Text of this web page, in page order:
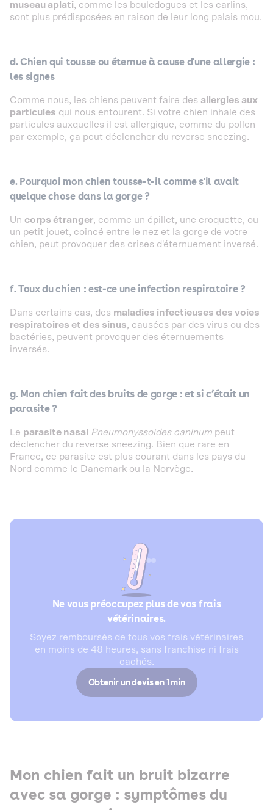
museau aplati, comme les bouledogues et les carlins,
sont plus prédisposées en raison de leur long palais mou.
d. Chien qui tousse ou éternue à cause d'une allergie :
les signes
Comme nous, les chiens peuvent faire des allergies aux
particules qui nous entourent. Si votre chien inhale des
particules auxquelles il est allergique, comme du pollen
par exemple, ça peut déclencher du reverse sneezing.
e. Pourquoi mon chien tousse-t-il comme s'il avait
quelque chose dans la gorge ?
Un corps étranger, comme un épillet, une croquette, ou
un petit jouet, coincé entre le nez et la gorge de votre
chien, peut provoquer des crises d'éternuement inversé.
f. Toux du chien : est-ce une infection respiratoire ?
Dans certains cas, des maladies infectieuses des voies
respiratoires et des sinus, causées par des virus ou des
bactéries, peuvent provoquer des éternuements
inversés.
g. Mon chien fait des bruits de gorge : et si c’était un
parasite ?
Le parasite nasal Pneumonyssoides caninum peut
déclencher du reverse sneezing. Bien que rare en
France, ce parasite est plus courant dans les pays du
Nord comme le Danemark ou la Norvège.
Ne vous préoccupez plus de vos frais
vétérinaires.
Soyez remboursés de tous vos frais vétérinaires
en moins de 48 heures, sans franchise ni frais
cachés.
Obtenir un devis en 1 min
Mon chien fait un bruit bizarre
avec sa gorge : symptômes du